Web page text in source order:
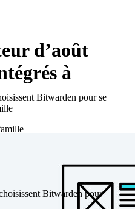
Bitwarden pour se
Bitwarden pour
d’août
à